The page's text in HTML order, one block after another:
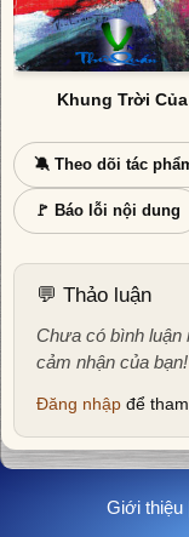
Khung Trời
🔕 Theo dõi tác
🚩 Báo lỗi nội dung
💬 Thảo luận
Chưa có bình
cảm nhận của bạn!
Đăng nhập để
Giới thiệu